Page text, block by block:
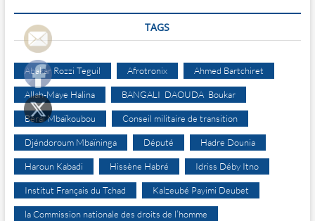
TAGS
Abakar Rozzi Teguil Afrotronix Ahmed Bartchiret
Allah-Maye Halina BANGALI DAOUDA Boukar
Béral Mbaïkoubou Conseil militaire de transition
Djéndoroum Mbaïninga Député Hadre Dounia
Haroun Kabadi Hissène Habré Idriss Déby Itno
Institut Français du Tchad Kalzeubé Payimi Deubet
la Commission nationale des droits de l’homme